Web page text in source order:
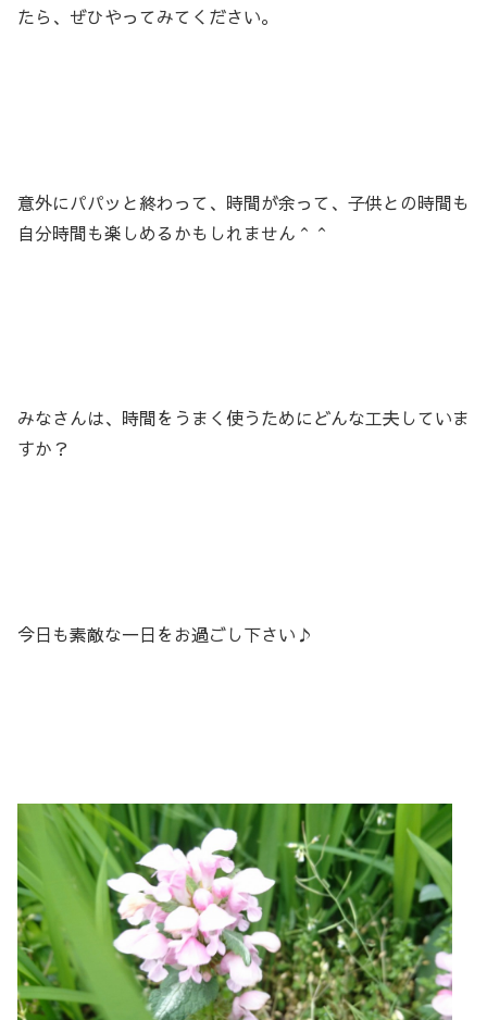
たら、ぜひやってみてください。
意外にパパッと終わって、時間が余って、子供との時間も
自分時間も楽しめるかもしれません＾＾
みなさんは、時間をうまく使うためにどんな工夫していま
すか？
今日も素敵な一日をお過ごし下さい♪